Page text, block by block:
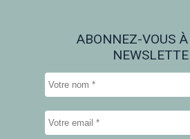
ABONNEZ-VOUS